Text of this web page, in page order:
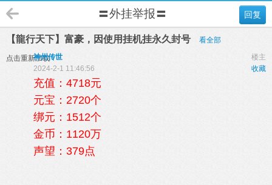
回复
〓外挂举报〓
【龍行天下】富豪，因使用挂机挂永久封号 看全部
点击重新加载 楼主
神州传世
收藏
2024-2-1 11:46:56
充值：4718元
元宝：2720个
绑元：1512个
金币：1120万
声望：379点